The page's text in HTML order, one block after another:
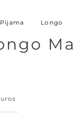
Pijama Longo